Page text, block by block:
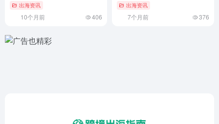
出海资讯
10个月前 406
出海资讯
7个月前 376